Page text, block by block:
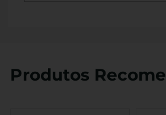
Produtos